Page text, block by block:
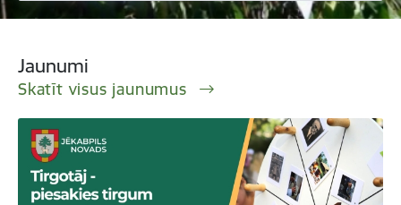
Jaunumi
Skatīt visus jaunumus